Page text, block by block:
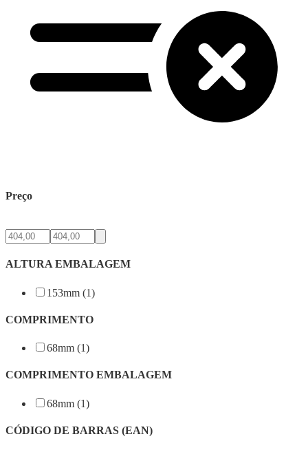
Preço
ALTURA EMBALAGEM
153mm (1)
COMPRIMENTO
68mm (1)
COMPRIMENTO EMBALAGEM
68mm (1)
CÓDIGO DE BARRAS (EAN)